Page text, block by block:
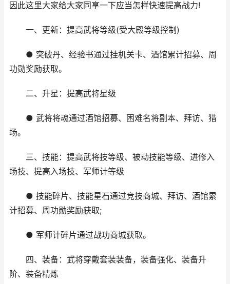
因此这里大家给大家同享一下应当怎样快速提高战力!
一、更新：提高武将等级(受大殿等级控制)
● 突破丹、经验书通过挂机关卡、酒馆累计招募、周
功勋奖励获取。
二、升星：提高武将星级
● 武将将魂通过酒馆招募、困难名将副本、拜访、猎
场。
三、技能：提高武将技等级、被动技能等级、进修入
场技、提高入场技、军师计等级
● 技能碎片、技能星石通过竞技商城、拜访、酒馆累
计招募、周功勋奖励获取;
● 军师计碎片通过战功商城获取。
四、装备：武将穿戴套装装备，装备强化、装备升
阶、装备精炼